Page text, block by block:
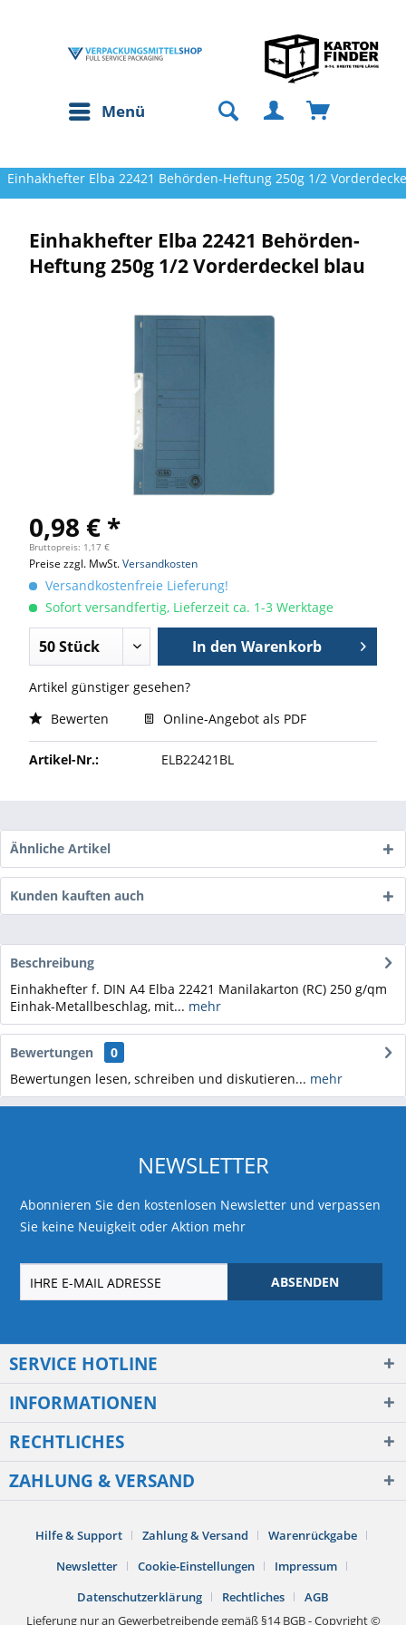
Menü
Einhakhefter Elba 22421 Behörden-Heftung 250g 1/2
Einhakhefter Elba 22421 Behörden-
Heftung 250g 1/2 Vorderdeckel blau
0,98 € *
Bruttopreis: 1,17 €
Preise zzgl. MwSt.Versandkosten
Versandkostenfreie Lieferung!
Sofort versandfertig, Lieferzeit ca. 1-3 Werktage
In den Warenkorb
Artikel günstiger gesehen?
Bewerten
Online-Angebot als PDF
Artikel-Nr.: ELB22421BL
Ähnliche Artikel
Kunden kauften auch
Beschreibung
Einhakhefter f. DIN A4 Elba 22421 Manilakarton (RC) 250 g/qm
Einhak-Metallbeschlag, mit... mehr
Bewertungen
0
Bewertungen lesen, schreiben und diskutieren... mehr
NEWSLETTER
Abonnieren Sie den kostenlosen Newsletter und verpassen
Sie keine Neuigkeit oder Aktion mehr
ABSENDEN
SERVICE HOTLINE
INFORMATIONEN
RECHTLICHES
ZAHLUNG & VERSAND
Hilfe & Support Zahlung & Versand
Warenrückgabe
Newsletter
Cookie-Einstellungen
Impressum
Datenschutzerklärung
Rechtliches
AGB
Lieferung nur an Gewerbetreibende gemäß §14 BGB - Copyright ©